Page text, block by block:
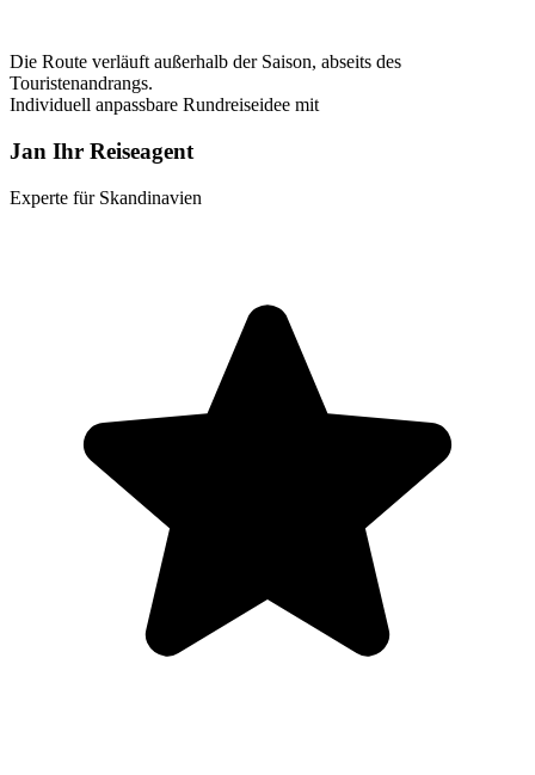
Die Route verläuft außerhalb der Saison, abseits des
Touristenandrangs.
Individuell anpassbare Rundreiseidee mit
Jan Ihr Reiseagent
Experte für Skandinavien